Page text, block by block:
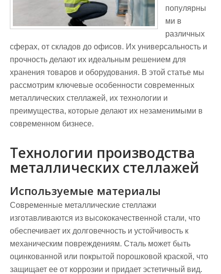
популярны
ми в
различных
сферах, от складов до офисов. Их универсальность и
прочность делают их идеальным решением для
хранения товаров и оборудования. В этой статье мы
рассмотрим ключевые особенности современных
металлических стеллажей, их технологии и
преимущества, которые делают их незаменимыми в
современном бизнесе.
Технологии производства
металлических стеллажей
Используемые материалы
Современные металлические стеллажи
изготавливаются из высококачественной стали, что
обеспечивает их долговечность и устойчивость к
механическим повреждениям. Сталь может быть
оцинкованной или покрытой порошковой краской, что
защищает ее от коррозии и придает эстетичный вид.